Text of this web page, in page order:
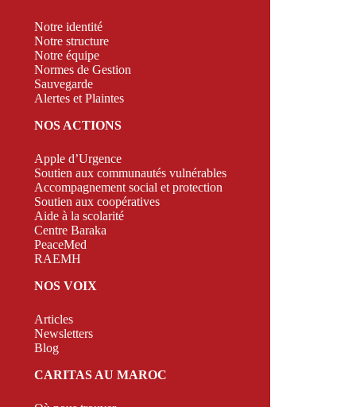
Notre identité
Notre structure
Notre équipe
Normes de Gestion
Sauvegarde
Alertes et Plaintes
NOS ACTIONS
Apple d’Urgence
Soutien aux communautés vulnérables
Accompagnement social et protection
Soutien aux coopératives
Aide à la scolarité
Centre Baraka
PeaceMed
RAEMH
NOS VOIX
Articles
Newsletters
Blog
CARITAS AU MAROC